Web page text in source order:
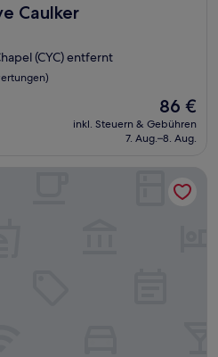
Caulker
(CYC) entfernt
Der
Preis
beträgt
86 €
inkl. Steuern & Gebühren
7. Aug.–8. Aug.